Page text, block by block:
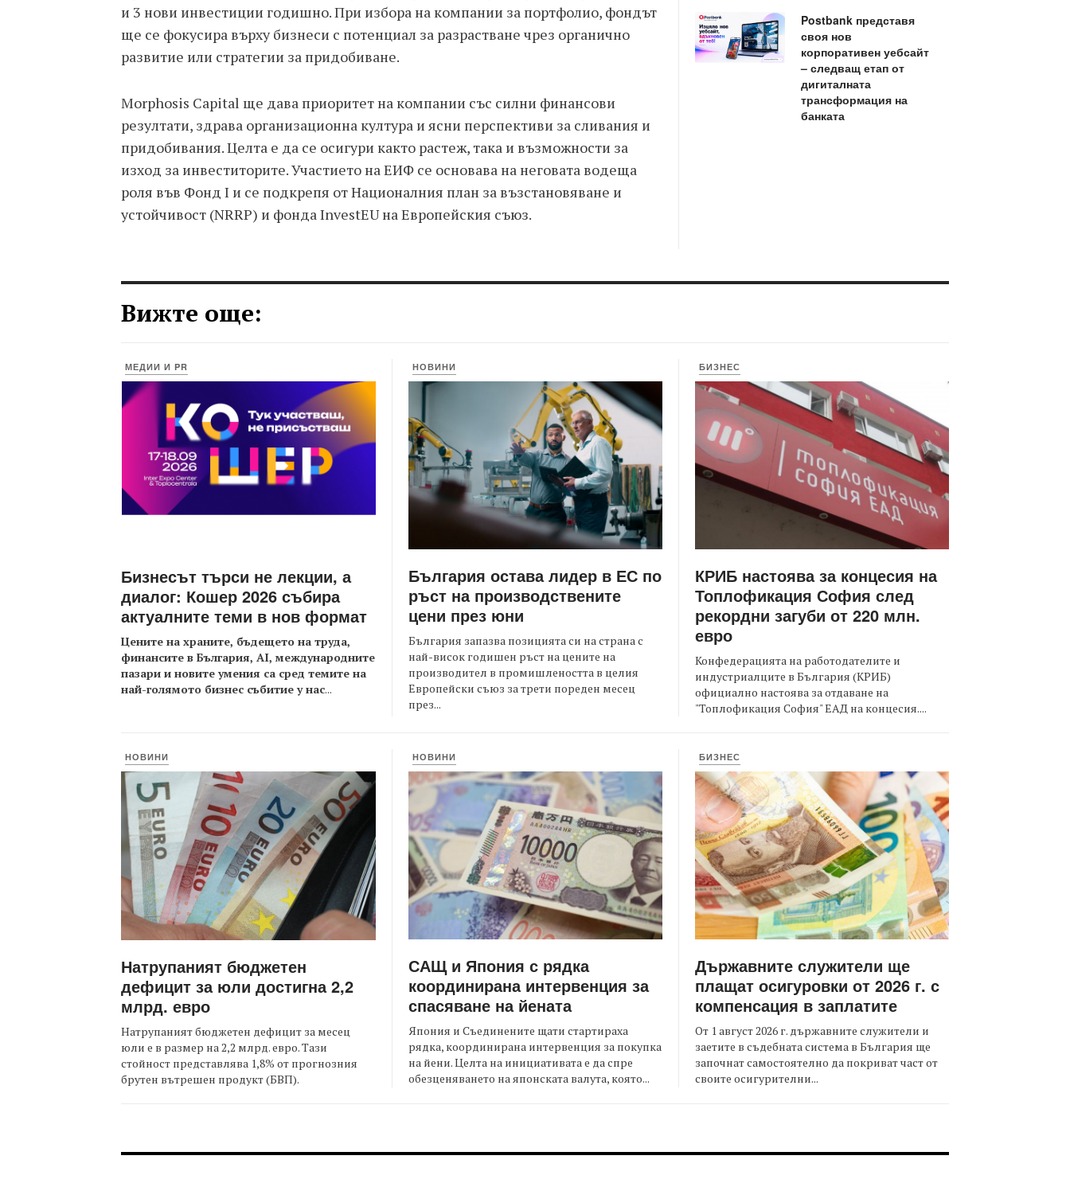
и 3 нови инвестиции годишно. При избора на компании за портфолио, фондът
ще се фокусира върху бизнеси с потенциал за разрастване чрез органично
развитие или стратегии за придобиване.
Morphosis Capital ще дава приоритет на компании със силни финансови
резултати, здрава организационна култура и ясни перспективи за сливания и
придобивания. Целта е да се осигури както растеж, така и възможности за
изход за инвеститорите. Участието на ЕИФ се основава на неговата водеща
роля във Фонд I и се подкрепя от Националния план за възстановяване и
устойчивост (NRRP) и фонда InvestEU на Европейския съюз.
Postbank представя
своя нов
корпоративен уебсайт
– следващ етап от
дигиталната
трансформация на
банката
Вижте още:
МЕДИИ И PR
Бизнесът търси не лекции, а
диалог: Кошер 2026 събира
актуалните теми в нов формат
Цените на храните, бъдещето на труда,
финансите в България, AI, международните
пазари и новите умения са сред темите на
най-голямото бизнес събитие у нас...
НОВИНИ
България остава лидер в ЕС по
ръст на производствените
цени през юни
България запазва позицията си на страна с
най-висок годишен ръст на цените на
производител в промишлеността в целия
Европейски съюз за трети пореден месец
през...
БИЗНЕС
КРИБ настоява за концесия на
Топлофикация София след
рекордни загуби от 220 млн.
евро
Конфедерацията на работодателите и
индустриалците в България (КРИБ)
официално настоява за отдаване на
"Топлофикация София" ЕАД на концесия....
НОВИНИ
Натрупаният бюджетен
дефицит за юли достигна 2,2
млрд. евро
Натрупаният бюджетен дефицит за месец
юли е в размер на 2,2 млрд. евро. Тази
стойност представлява 1,8% от прогнозния
брутен вътрешен продукт (БВП).
НОВИНИ
САЩ и Япония с рядка
координирана интервенция за
спасяване на йената
Япония и Съединените щати стартираха
рядка, координирана интервенция за покупка
на йени. Целта на инициативата е да спре
обезценяването на японската валута, която...
БИЗНЕС
Държавните служители ще
плащат осигуровки от 2026 г. с
компенсация в заплатите
От 1 август 2026 г. държавните служители и
заетите в съдебната система в България ще
започнат самостоятелно да покриват част от
своите осигурителни...